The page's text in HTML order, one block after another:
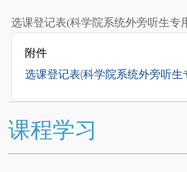
选课登记表(科学院系统外旁听生专
附件
选课登记表(科学院系统外旁听生
课程学习